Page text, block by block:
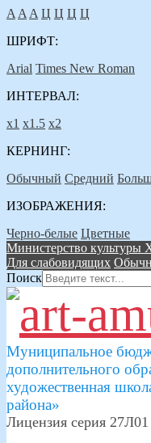
A A A Ц Ц Ц Ц
ШРИФТ:
Arial Times New Roman
ИНТЕРВАЛ:
х1 х1.5 х2
КЕРНИНГ:
Обычный Средний
ИЗОБРАЖЕНИЯ:
Черно-белые Цветные
Министерство культуры
Для слабовидящих
Поиск
Муниципальное
дополнительного
художественная
района»
Лицензия серия